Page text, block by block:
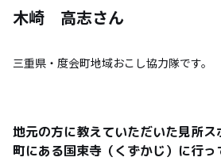
木崎 高志さん
三重県・度会町地域おこし協力隊です。
地元の方に教えていただいた見所
町にある国束寺（くずかじ）に行っ